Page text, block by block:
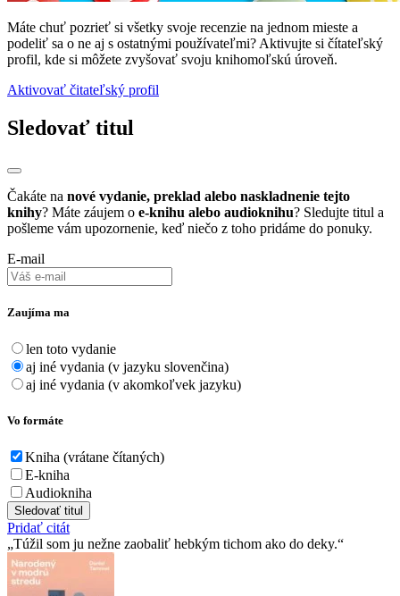
Máte chuť pozrieť si všetky svoje recenzie na jednom mieste a
podeliť sa o ne aj s ostatnými používateľmi? Aktivujte si čítateľský
profil, kde si môžete zvyšovať svoju knihomoľskú úroveň.
Aktivovať čitateľský profil
Sledovať titul
Čakáte na nové vydanie, preklad alebo naskladnenie tejto
knihy? Máte záujem o e-knihu alebo audioknihu? Sledujte titul a
pošleme vám upozornenie, keď niečo z toho pridáme do ponuky.
E-mail
Zaujíma ma
len toto vydanie
aj iné vydania (v jazyku slovenčina)
aj iné vydania (v akomkoľvek jazyku)
Vo formáte
Kniha (vrátane čítaných)
E-kniha
Audiokniha
Sledovať titul
Pridať citát
Túžil som ju nežne zaobaliť hebkým tichom ako do deky.